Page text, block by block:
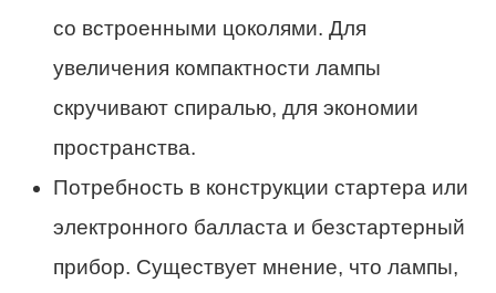
со встроенными цоколями. Для
увеличения компактности лампы
скручивают спиралью, для экономии
пространства.
Потребность в конструкции стартера или
электронного балласта и безстартерный
прибор. Существует мнение, что лампы,